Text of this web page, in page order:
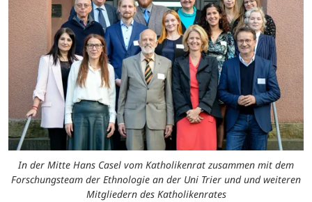
In der Mitte Hans Casel vom Katholikenrat zusammen mit dem
Forschungsteam der Ethnologie an der Uni Trier und und weiteren
Mitgliedern des Katholikenrates